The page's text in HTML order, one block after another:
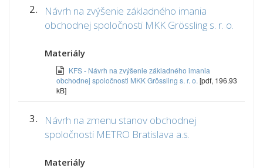
2.
Návrh na zvýšenie základného imania
obchodnej spoločnosti MKK Grössling s. r. o.
Materiály
KFS - Návrh na zvýšenie základného imania
obchodnej spoločnosti MKK Grössling s. r. o. [pdf, 196.93
kB]
3.
Návrh na zmenu stanov obchodnej
spoločnosti METRO Bratislava a.s.
Materiály